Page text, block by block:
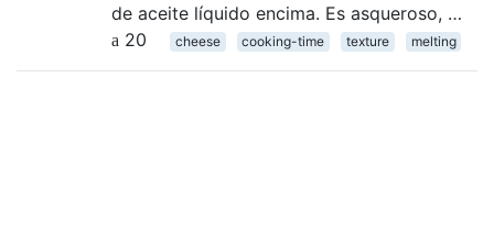
de aceite líquido encima. Es asqueroso, …
20
cheese cooking-time texture melting